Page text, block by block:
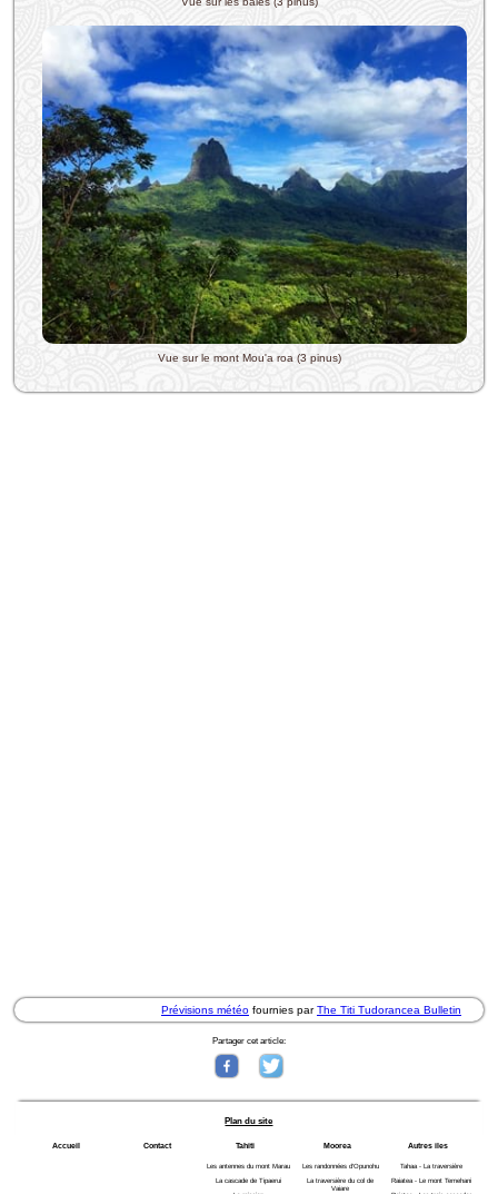
Vue sur le mont Mou'a roa (3 pinus)
Prévisions météo fournies parThe Titi Tudorancea Bulletin
Partager cet article:
Plan du site
Accueil Contact Tahiti
Les antennes du mont Marau
La cascade de Tipaerui
Moorea
Les randonnées d'Opunohu
La traversière du col de
Vaiare
Autres iles
Tahaa - La traversière
Raiatea - Le mont Temehani